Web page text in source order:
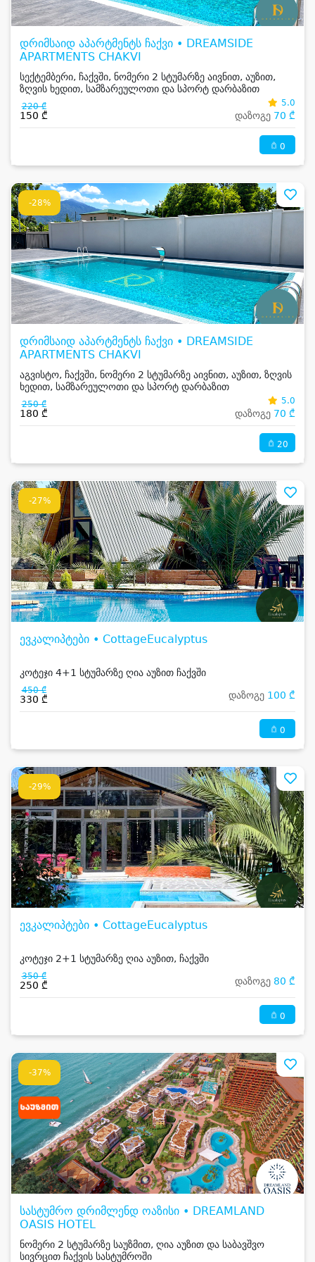
დრიმსაიდ აპარტმენტს ჩაქვი • DREAMSIDE
APARTMENTS CHAKVI
სექტემბერი, ჩაქვში, ნომერი 2 სტუმარზე აივნით, აუზით,
ზღვის ხედით, სამზარეულოთი და სპორტ დარბაზით
220 ₾
150 ₾
5.0
დაზოგე 70 ₾
0
-28%
დრიმსაიდ აპარტმენტს ჩაქვი • DREAMSIDE
APARTMENTS CHAKVI
აგვისტო, ჩაქვში, ნომერი 2 სტუმარზე აივნით, აუზით, ზღვის
ხედით, სამზარეულოთი და სპორტ დარბაზით
250 ₾
180 ₾
5.0
დაზოგე 70 ₾
20
-27%
ევკალიპტები • CottageEucalyptus
კოტეჯი 4+1 სტუმარზე ღია აუზით ჩაქვში
450 ₾
330 ₾ დაზოგე 100 ₾
0
-29%
ევკალიპტები • CottageEucalyptus
კოტეჯი 2+1 სტუმარზე ღია აუზით, ჩაქვში
350 ₾
250 ₾ დაზოგე 80 ₾
0
-37%
სასტუმრო დრიმლენდ ოაზისი • DREAMLAND
OASIS HOTEL
ნომერი 2 სტუმარზე საუზმით, ღია აუზით და საბავშვო
სივრცით ჩაქვის სასტუმროში